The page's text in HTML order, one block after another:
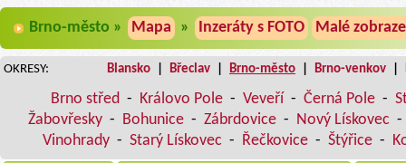
Brno-město » Mapa » Inzeráty s FOTO Malé
OKRESY: Blansko Břeclav Brno-město Brno-venkov
Brno střed - Královo Pole - Veveří - Černá Pole -
Žabovřesky - Bohunice - Zábrdovice - Nový Lískovec -
Vinohrady - Starý Lískovec - Řečkovice - Štýřice -